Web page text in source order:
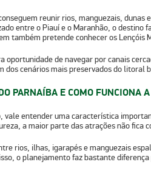
reunir rios, manguezais, dunas
entre oPiauíe oMaranhão, o destino
também pretende conhecer os Lençóis
oportunidade de navegar por canais
dos cenários mais preservados do litoral
PARNAÍBA E COMO FUNCIONA
vale entender uma característica
a maior parte das atrações não fica
rios, ilhas, igarapés e manguezais
o planejamento faz bastante